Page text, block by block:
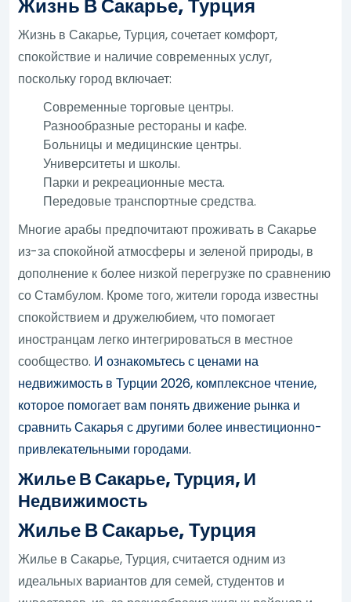
Жизнь В Сакарье, Турция
Жизнь в Сакарье, Турция, сочетает комфорт,
спокойствие и наличие современных услуг,
поскольку город включает:
Современные торговые центры.
Разнообразные рестораны и кафе.
Больницы и медицинские центры.
Университеты и школы.
Парки и рекреационные места.
Передовые транспортные средства.
Многие арабы предпочитают проживать в Сакарье
из-за спокойной атмосферы и зеленой природы, в
дополнение к более низкой перегрузке по сравнению
со Стамбулом. Кроме того, жители города известны
спокойствием и дружелюбием, что помогает
иностранцам легко интегрироваться в местное
сообщество. И ознакомьтесь с ценами на
недвижимость в Турции 2026, комплексное чтение,
которое помогает вам понять движение рынка и
сравнить Сакарья с другими более инвестиционно-
привлекательными городами.
Жилье В Сакарье, Турция, И
Недвижимость
Жилье В Сакарье, Турция
Жилье в Сакарье, Турция, считается одним из
идеальных вариантов для семей, студентов и